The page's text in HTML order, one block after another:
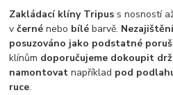
Zakládací klíny Tripus s nosností
včernénebo bílé barvě.
posuzováno jako podstatné
klínům doporučujeme dokoupit
namontovatnapříklad pod
ruce.